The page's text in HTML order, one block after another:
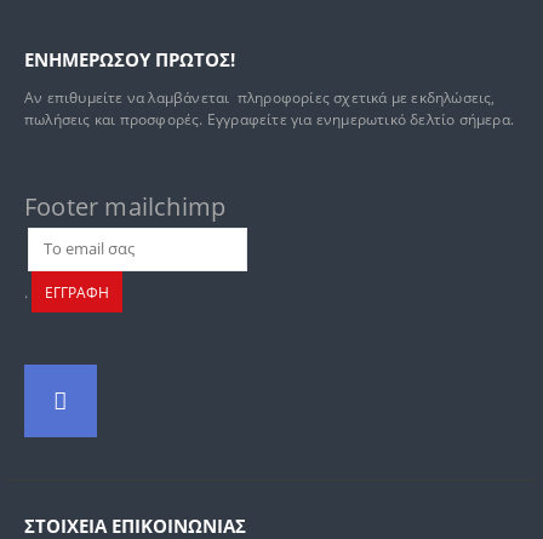
ΕΝΗΜΕΡΩΣΟΥ ΠΡΩΤΟΣ!
Αν επιθυμείτε να λαμβάνεται πληροφορίες σχετικά με εκδηλώσεις,
πωλήσεις και προσφορές. Εγγραφείτε για ενημερωτικό δελτίο σήμερα.
Footer mailchimp
. ΕΓΓΡΑΦΗ
ΣΤΟΙΧΕΊΑ ΕΠΙΚΟΙΝΩΝΊΑΣ